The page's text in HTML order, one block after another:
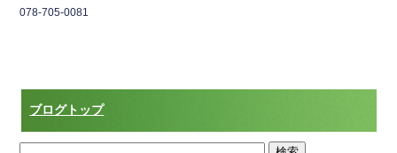
078-705-0081
ブログトップ